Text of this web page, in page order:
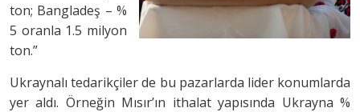
ton; Bangladeş – %
5 oranla 1.5 milyon
ton.”
Ukraynalı tedarikçiler de bu pazarlarda lider konumlarda
yer aldı. Örneğin Mısır’ın ithalat yapısında Ukrayna %